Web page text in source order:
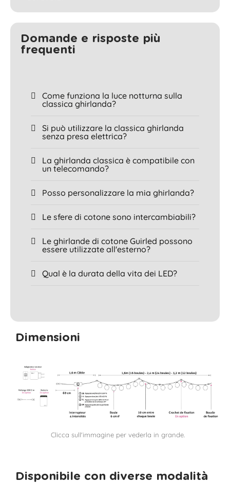
Domande e risposte più
frequenti
Come funziona la luce notturna sulla
classica ghirlanda?
Si può utilizzare la classica ghirlanda
senza presa elettrica?
La ghirlanda classica è compatibile con
un telecomando?
Posso personalizzare la mia ghirlanda?
Le sfere di cotone sono intercambiabili?
Le ghirlande di cotone Guirled possono
essere utilizzate all'esterno?
Qual è la durata della vita dei LED?
Dimensioni
Clicca sull'immagine per vederla in grande.
Disponibile con diverse modalità